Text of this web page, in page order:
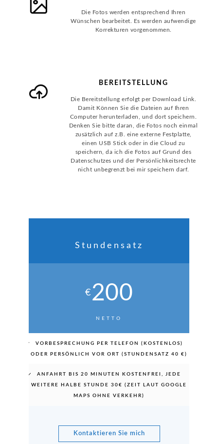
Die Fotos werden entsprechend Ihren
Wünschen bearbeitet. Es werden aufwendige
Korrekturen vorgenommen.
BEREITSTELLUNG
Die Bereitstellung erfolgt per Download Link.
Damit Können Sie die Dateien auf Ihren
Computer herunterladen, und dort speichern.
Denken Sie bitte daran, die Fotos noch einmal
zusätzlich auf z.B. eine externe Festplatte,
einen USB Stick oder in die Cloud zu
speichern, da ich die Fotos auf Grund des
Datenschutzes und der Persönlichkeitsrechte
nicht unbegrenzt bei mir speichern darf.
Stundensatz
€ 200
NETTO
VORBESPRECHUNG PER TELEFON (KOSTENLOS)
ODER PERSÖNLICH VOR ORT (STUNDENSATZ 40 €)
ANFAHRT BIS 20 MINUTEN KOSTENFREI, JEDE
WEITERE HALBE STUNDE 30€ (ZEIT LAUT GOOGLE
MAPS OHNE VERKEHR)
Kontaktieren Sie mich